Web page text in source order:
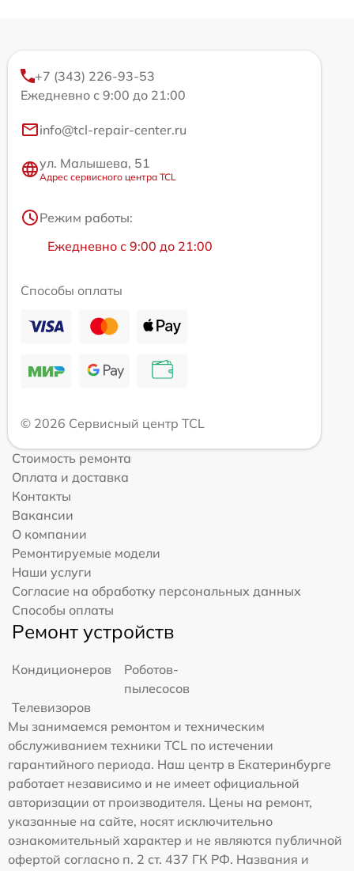
+7 (343) 226-93-53
Ежедневно с 9:00 до 21:00
info@tcl-repair-center.ru
ул. Малышева, 51
Адрес сервисного центра TCL
Режим работы:
Ежедневно с 9:00 до 21:00
Способы оплаты
© 2026 Сервисный центр TCL
Стоимость ремонта
Оплата и доставка
Контакты
Вакансии
О компании
Ремонтируемые модели
Наши услуги
Согласие на обработку персональных данных
Способы оплаты
Ремонт устройств
Кондиционеров
Роботов-
пылесосов
Телевизоров
Мы занимаемся ремонтом и техническим
обслуживанием техники TCL по истечении
гарантийного периода. Наш центр в Екатеринбурге
работает независимо и не имеет официальной
авторизации от производителя. Цены на ремонт,
указанные на сайте, носят исключительно
ознакомительный характер и не являются публичной
офертой согласно п. 2 ст. 437 ГК РФ. Названия и